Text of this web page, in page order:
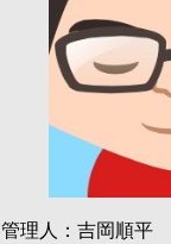
管理人：吉岡順平